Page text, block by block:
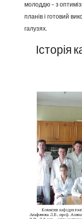
молоддю – з
планів і готовий
галузях.
Історія